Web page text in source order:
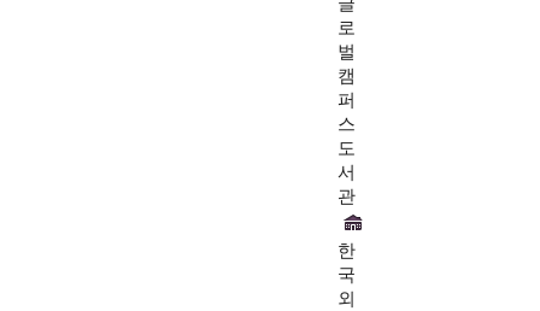
로
벌
캠
퍼
스
도
서
관
한
국
외